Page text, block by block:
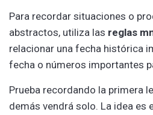
Para recordar situaciones o
abstractos, utiliza las reglas
relacionar una fecha histórica
fecha o números importantes
Prueba recordando la primera
demás vendrá solo. La idea es